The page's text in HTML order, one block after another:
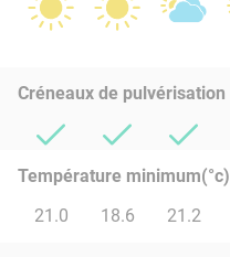
Créneaux de pulvérisation
Température minimum(°c)
21.0
18.6 21.2